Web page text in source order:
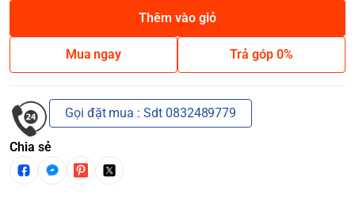
Thêm vào giỏ
Mua ngay Trả góp 0%
Gọi đặt mua : Sdt 0832489779
Chia sẻ